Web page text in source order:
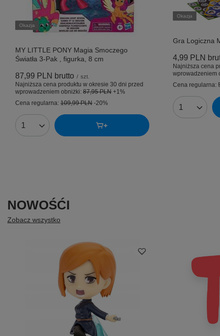
Okazja
MY LITTLE PONY Magia Smoczego
Światła 3-Pak , figurka, 8 cm
87,99 PLN brutto / szt.
Najniższa cena produktu w okresie 30 dni przed
wprowadzeniem obniżki: 87,95 PLN +1%
Cena regularna: 109,99 PLN -20%
Ilość produktów
Okazja
Gra Logiczna
4,99 PLN
Najniższa cena
wprowadzeniem
Cena regularna:
Ilość
NOWOŚĆI
Zobacz wszystko